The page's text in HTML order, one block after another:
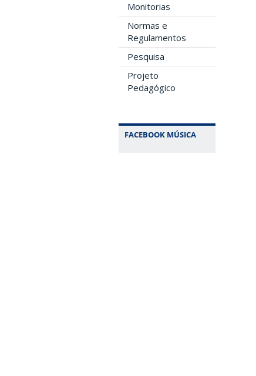
Monitorias
Normas e
Regulamentos
Pesquisa
Projeto
Pedagógico
FACEBOOK MÚSICA